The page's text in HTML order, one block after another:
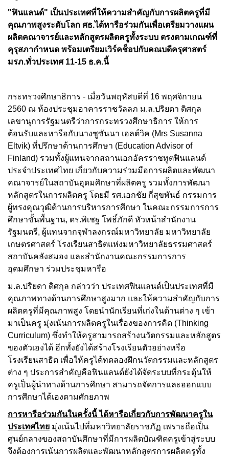
"ฟินแลนด์" เป็นประเทศที่ให้ความสำคัญกับการผลิตครูที่มี
คุณภาพสูงระดับโลก ศธ.ได้หารือร่วมกันเพื่อเตรียมวางแผน
ผลิตคณาจารย์และหลักสูตรผลิตครูทั้งระบบ ตรงตามเกณฑ์ที่
คุรุสภากำหนด พร้อมเตรียมเวิร์คช็อปกับคณบดีครุศาสตร์
มรภ.ทั่วประเทศ 11-15 ธ.ค.นี้
กระทรวงศึกษาธิการ - เมื่อวันพฤหัสบดีที่ 16 พฤศจิกายน
2560 ณ ห้องประชุมอาคารราชวัลลภ ม.ล.ปริยดา ดิศกุล
เลขานุการรัฐมนตรีว่าการกระทรวงศึกษาธิการ ให้การ
ต้อนรับและหารือกับนางซูซันนา เอลต์วิค (Mrs Susanna
Eltvik) ที่ปรึกษาด้านการศึกษา (Education Advisor of
Finland) รวมทั้งผู้แทนจากสถานเอกอัครราชทูตฟินแลนด์
ประจำประเทศไทย เกี่ยวกับความร่วมมือการผลิตและพัฒนา
คณาจารย์ในสถาบันอุดมศึกษาที่ผลิตครู รวมทั้งการพัฒนา
หลักสูตรในการผลิตครู โดยมี รศ.เอกชัย กี่สุขพันธ์ กรรมการ
ผู้ทรงคุณวุฒิด้านการบริหารการศึกษา ในคณะกรรมการการ
ศึกษาขั้นพื้นฐาน, ดร.พิเชฐ โพธิ์ภักดี หัวหน้าสำนักงาน
รัฐมนตรี, ผู้แทนจากจุฬาลงกรณ์มหาวิทยาลัย มหาวิทยาลัย
เกษตรศาสตร์ โรงเรียนสาธิตแห่งมหาวิทยาลัยธรรมศาสตร์
สถาบันคลังสมอง และสำนักงานคณะกรรมการการ
อุดมศึกษา ร่วมประชุมหารือ
ม.ล.ปริยดา ดิศกุล กล่าวว่า ประเทศฟินแลนด์เป็นประเทศที่มี
คุณภาพทางด้านการศึกษาสูงมาก และให้ความสำคัญกับการ
ผลิตครูที่มีคุณภาพสูง โดยนำนักเรียนที่เก่งในด้านต่าง ๆ เข้า
มาเป็นครู มุ่งเน้นการผลิตครูในเรื่องของการคิด (Thinking
Curriculum) ซึ่งทำให้ครูสามารถสร้างนวัตกรรมและหลักสูตร
ของตัวเองได้ อีกทั้งยังได้สร้างโรงเรียนตัวอย่างหรือ
โรงเรียนสาธิต เพื่อให้ครูได้ทดลองฝึกนวัตกรรมและหลักสูตร
ต่าง ๆ ประการสำคัญคือฟินแลนด์ยังได้จัดระบบที่กระตุ้นให้
ครูเป็นผู้นำทางด้านการศึกษา สามารถจัดการและออกแบบ
การศึกษาได้เองตามศักยภาพ
การหารือร่วมกันในครั้งนี้ ได้หารือเกี่ยวกับการพัฒนาครูใน
ประเทศไทย มุ่งเน้นไปที่มหาวิทยาลัยราชภัฏ เพราะถือเป็น
ศูนย์กลางของสถาบันศึกษาที่มีการผลิตบัณฑิตครูเข้าสู่ระบบ
จึงต้องการเน้นการผลิตและพัฒนาหลักสูตรการผลิตครูทั้ง